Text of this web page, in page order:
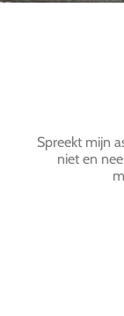
Spreekt mijn
niet en